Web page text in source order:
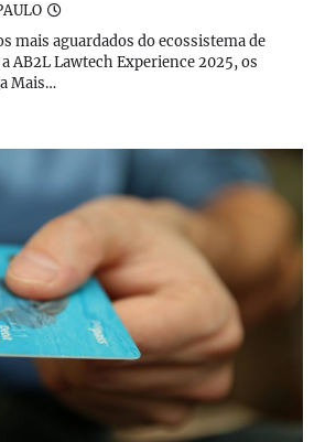
mais aguardados do ecossistema de
AB2L Lawtech Experience 2025, os
Mais…